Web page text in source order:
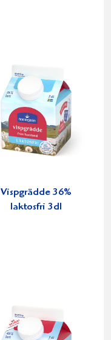
Vispgrädde 36%
laktosfri 3dl